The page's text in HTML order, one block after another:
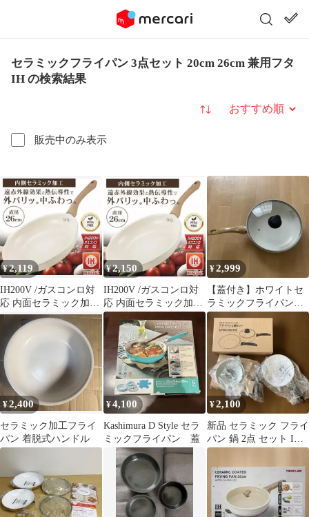
セラミックフライパン 3点セット 20cm 26cm 兼用フタ
IH の検索結果
販売中のみ表示
並び替え
¥2,119
IH200V /ガスコンロ対
応 内面セラミック加工
フライパン 直径 26cm
¥2,150
IH200V /ガスコンロ対
応 内面セラミック加工
フライパン 直径 26cm
¥2,999
【蓋付き】ホワイトセ
ラミックフライパン
28cm
¥2,400
セラミック加工フライ
パン 着脱式ハンドル
¥4,100
Kashimura D Style セラ
ミックフライパン 蓋
¥2,100
新品 セラミック フライ
パン 鍋 2点 セット IH
対応 20cm 16cm 赤